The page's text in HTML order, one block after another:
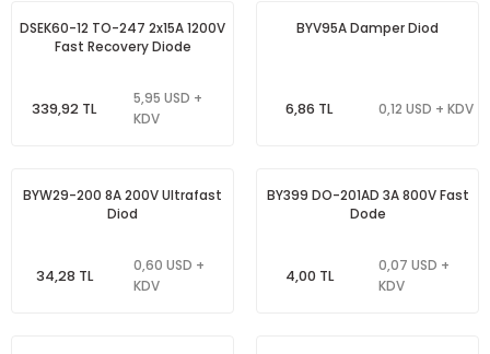
DSEK60-12 TO-247 2x15A 1200V
Fast Recovery Diode
339,92 TL
5,95 USD +
KDV
BYV95A Damper Diod
6,86 TL 0,12 USD + KDV
BYW29-200 8A 200V Ultrafast
Diod
34,28 TL
0,60 USD +
KDV
BY399 DO-201AD 3A 800V Fast
Dode
4,00 TL
0,07 USD +
KDV